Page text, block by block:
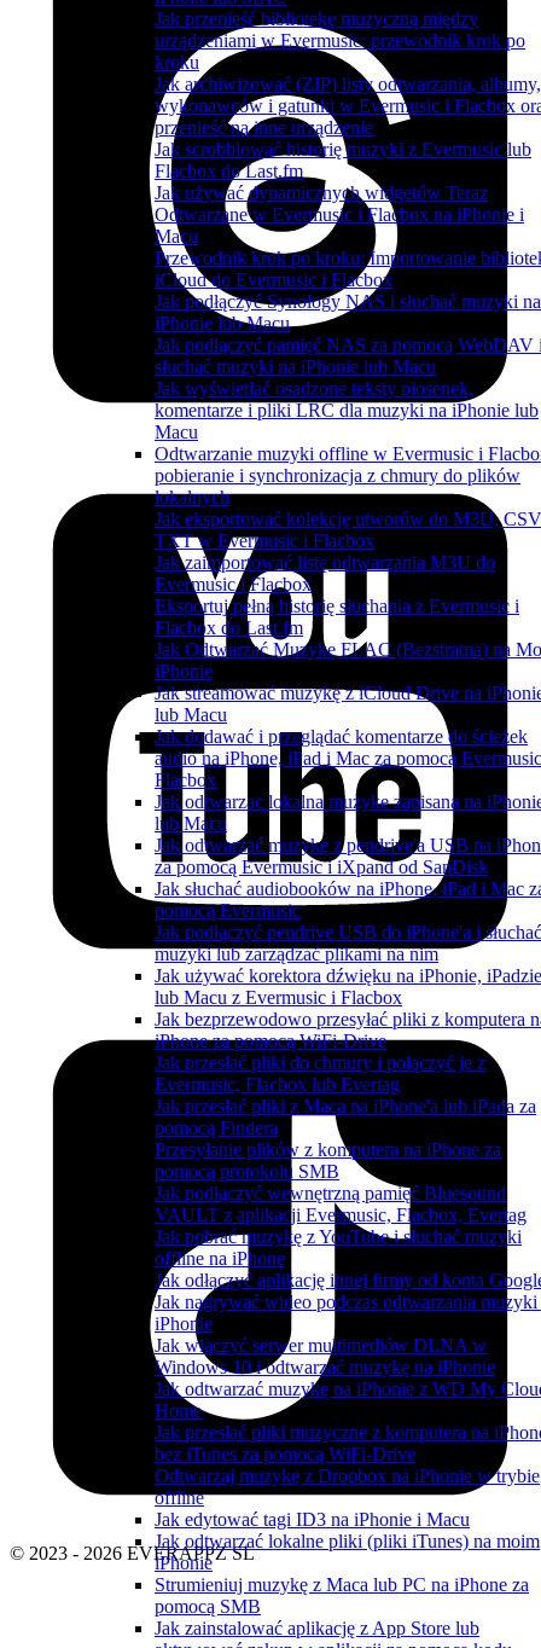
Jak przenieść bibliotekę muzyczną między
urządzeniami w Evermusic: przewodnik krok po
kroku
Jak archiwizować (ZIP) listy odtwarzania, albumy,
wykonawców i gatunki w Evermusic i Flacbox
przenieść na inne urządzenie
Jak scrobblować historię muzyki z Evermusic lub
Flacbox do Last.fm
Jak używać dynamicznych widgetów Teraz
Odtwarzane w Evermusic i Flacbox na iPhonie i
Macu
Przewodnik krok po kroku: Importowanie
iCloud do Evermusic i Flacbox
Jak podłączyć Synology NAS i słuchać muzyki na
iPhonie lub Macu
Jak podłączyć pamięć NAS za pomocą WebDAV
słuchać muzyki na iPhonie lub Macu
Jak wyświetlać osadzone teksty piosenek,
komentarze i pliki LRC dla muzyki na iPhonie lub
Macu
Odtwarzanie muzyki offline w Evermusic i
pobieranie i synchronizacja z chmury do plików
lokalnych
Jak eksportować kolekcję utworów do M3U,
TXT w Evermusic i Flacbox
Jak zaimportować listę odtwarzania M3U do
Evermusic i Flacbox
Eksportuj pełną historię słuchania z Evermusic i
Flacbox do Last.fm
Jak Odtwarzać Muzykę FLAC (Bezstratną) na
iPhonie
Jak streamować muzykę z iCloud Drive na
lub Macu
Jak dodawać i przeglądać komentarze do ścieżek
audio na iPhone, iPad i Mac za pomocą
Flacbox
Jak odtwarzac lokalna muzyke zapisana na
lub Macu
Jak odtwarzać muzykę z pendrive'a USB na
za pomocą Evermusic i iXpand od SanDisk
Jak słuchać audiobooków na iPhone, iPad i Mac
pomocą Evermusic
Jak podłączyć pendrive USB do iPhone'a i słuchać
muzyki lub zarządzać plikami na nim
Jak używać korektora dźwięku na iPhonie, iPadzie
lub Macu z Evermusic i Flacbox
Jak bezprzewodowo przesyłać pliki z komputera
iPhone za pomocą WiFi-Drive
Jak przesłać pliki do chmury i połączyć je z
Evermusic, Flacbox lub Evertag
Jak przesłać pliki z Maca na iPhone'a lub iPada za
pomocą Findera
Przesyłanie plików z komputera na iPhone za
pomocą protokołu SMB
Jak podłączyć wewnętrzną pamięć Bluesound
VAULT z aplikacji Evermusic, Flacbox, Evertag
Jak pobrać muzykę z YouTube i słuchać muzyki
offline na iPhone
Jak odłączyć aplikację innej firmy od konta
Jak nagrywać wideo podczas odtwarzania muzyki
iPhonie
Jak włączyć serwer multimediów DLNA w
Windows 10 i odtwarzać muzykę na iPhonie
Jak odtwarzać muzykę na iPhonie z WD My
Home
Jak przesłać pliki muzyczne z komputera na
bez iTunes za pomocą WiFi-Drive
Odtwarzaj muzykę z Dropbox na iPhonie w trybie
offline
Jak edytować tagi ID3 na iPhonie i Macu
Jak odtwarzać lokalne pliki (pliki iTunes) na moim
iPhonie
Strumieniuj muzykę z Maca lub PC na iPhone za
pomocą SMB
Jak zainstalować aplikację z App Store lub
© 2023 - 2026 EVERAPPZ SL